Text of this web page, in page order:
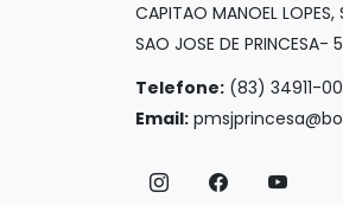
CAPITAO MANOEL LOPES,
SAO JOSE DE
Telefone: (83) 34911-
Email: